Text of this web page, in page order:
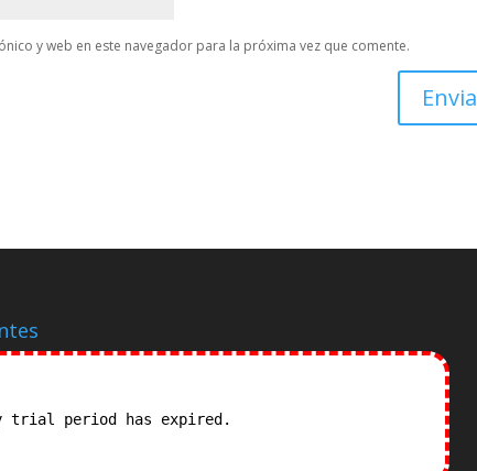
y web en este navegador para la próxima vez que comente.
trial period has expired.